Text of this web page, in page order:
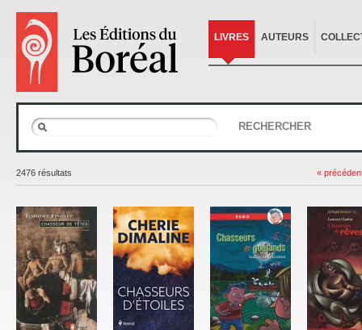
LIVRES AUTEURS
RECHERCHER
2476 résultats «